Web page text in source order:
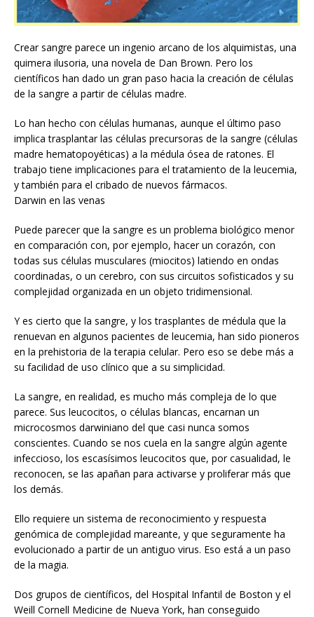
Crear sangre parece un ingenio arcano de los alquimistas, una
quimera ilusoria, una novela de Dan Brown. Pero los
científicos han dado un gran paso hacia la creación de células
de la sangre a partir de células madre.
Lo han hecho con células humanas, aunque el último paso
implica trasplantar las células precursoras de la sangre (células
madre hematopoyéticas) a la médula ósea de ratones. El
trabajo tiene implicaciones para el tratamiento de la leucemia,
y también para el cribado de nuevos fármacos.
Darwin en las venas
Puede parecer que la sangre es un problema biológico menor
en comparación con, por ejemplo, hacer un corazón, con
todas sus células musculares (miocitos) latiendo en ondas
coordinadas, o un cerebro, con sus circuitos sofisticados y su
complejidad organizada en un objeto tridimensional.
Y es cierto que la sangre, y los trasplantes de médula que la
renuevan en algunos pacientes de leucemia, han sido pioneros
en la prehistoria de la terapia celular. Pero eso se debe más a
su facilidad de uso clínico que a su simplicidad.
La sangre, en realidad, es mucho más compleja de lo que
parece. Sus leucocitos, o células blancas, encarnan un
microcosmos darwiniano del que casi nunca somos
conscientes. Cuando se nos cuela en la sangre algún agente
infeccioso, los escasísimos leucocitos que, por casualidad, le
reconocen, se las apañan para activarse y proliferar más que
los demás.
Ello requiere un sistema de reconocimiento y respuesta
genómica de complejidad mareante, y que seguramente ha
evolucionado a partir de un antiguo virus. Eso está a un paso
de la magia.
Dos grupos de científicos, del Hospital Infantil de Boston y el
Weill Cornell Medicine de Nueva York, han conseguido